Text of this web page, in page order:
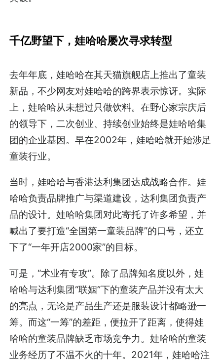
千亿野望下，娃哈哈屡次寻求转型
去年年底，娃哈哈在其天猫旗舰店上推出了童装
新品，不少网友对娃哈哈的跨界表示惊讶。实际
上，娃哈哈从未想过只做饮料。在野心家宗庆后
的领导下，二次创业、持续创业始终是娃哈哈集
团的企业基因。早在2002年，娃哈哈就开始涉足
童装行业。
当时，娃哈哈与香港达利集团达成战略合作。娃
哈哈负责品牌推广与渠道建设，达利集团负责产
品的设计。娃哈哈集团对此寄托了许多希望，并
喊出了要打造“全国第一童装品牌”的口号，还立
下了“一年开店2000家”的目标。
可是，“术业有专攻”。除了品牌知名度以外，娃
哈哈与达利集团“联姻”下的童装产品并没有太大
的亮点，无论是产品生产还是服装设计都略逊一
筹。而这“一筹”的差距，便拉开了距离，使得娃
哈哈的童装品牌缺乏市场竞争力。娃哈哈的童装
业务经历了不温不火的十年。2021年，娃哈哈注